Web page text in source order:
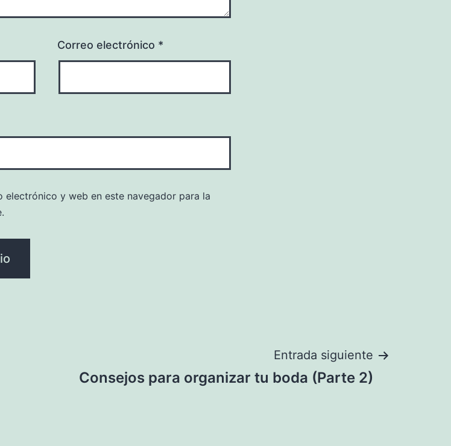
Correo electrónico *
electrónico y web en este navegador para la
Entrada siguiente
Consejos para organizar tu boda (Parte 2)